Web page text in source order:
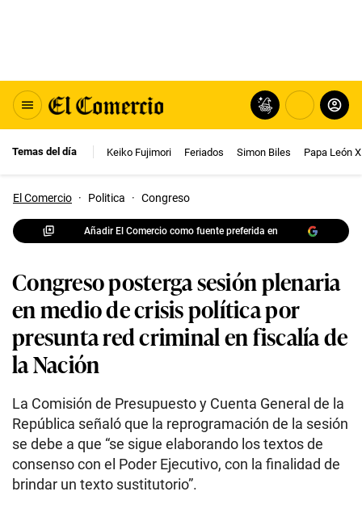
Temas del día Keiko Fujimori Feriados Simon Biles Papa León
El Comercio · Politica · Congreso
Añadir El Comercio como fuente preferida en
Congreso posterga sesión plenaria
en medio de crisis política por
presunta red criminal en fiscalía de
la Nación
La Comisión de Presupuesto y Cuenta General de la
República señaló que la reprogramación de la sesión
se debe a que “se sigue elaborando los textos de
consenso con el Poder Ejecutivo, con la finalidad de
brindar un texto sustitutorio”.